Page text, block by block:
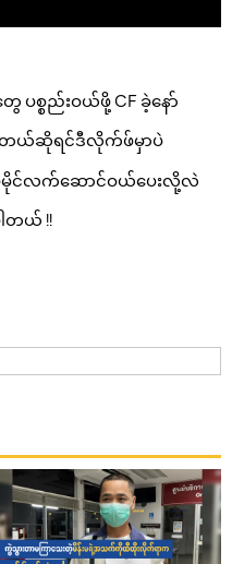
စ္စည်းဝယ်ဖို့ CF ခဲ့နော်
တယ်ဆိုရင်ဒီလိုက်ဖ်မှာပဲ
င်လက်ဆောင်ဝယ်ပေးလို့လဲ
တယ် !!